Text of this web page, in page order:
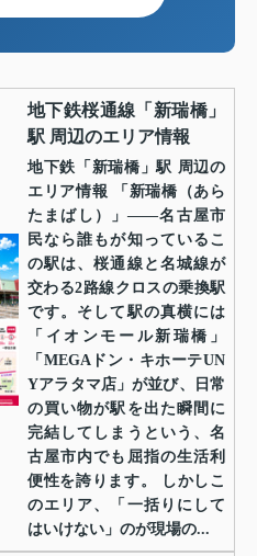
地下鉄桜通線「新瑞橋」
駅 周辺のエリア情報
地下鉄「新瑞橋」駅 周辺の
エリア情報 「新瑞橋（あら
たまばし）」——名古屋市
民なら誰もが知っているこ
の駅は、桜通線と名城線が
交わる2路線クロスの乗換駅
です。そして駅の真横には
「イオンモール新瑞橋」
「MEGAドン・キホーテUN
Yアラタマ店」が並び、日常
の買い物が駅を出た瞬間に
完結してしまうという、名
古屋市内でも屈指の生活利
便性を誇ります。 しかしこ
のエリア、「一括りにして
はいけない」のが現場の...